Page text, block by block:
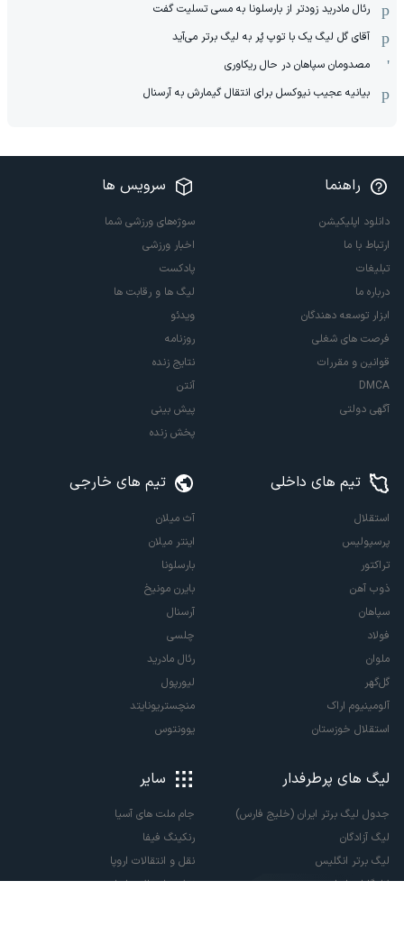
رئال مادرید زودتر از بارسلونا به مسی تسلیت گفت
آقای گل لیگ یک با توپ پُر به لیگ برتر می‌آید
مصدومان سپاهان در حال ریکاوری
بیانیه عجیب نیوکسل برای انتقال گیمارش به آرسنال
راهنما
دانلود اپلیکیشن
ارتباط با ما
تبلیغات
درباره ما
ابزار توسعه دهندگان
فرصت های شغلی
قوانین و مقررات
DMCA
آگهی دولتی
سرویس ها
سوژه‌های ورزشی شما
اخبار ورزشی
پادکست
لیگ ها و رقابت ها
ویدئو
روزنامه
نتایج زنده
آنتن
پیش بینی
پخش زنده
تیم های داخلی
استقلال
پرسپولیس
تراکتور
ذوب آهن
سپاهان
فولاد
ملوان
گل‌گهر
آلومینیوم اراک
استقلال خوزستان
تیم های خارجی
آث میلان
اینتر میلان
بارسلونا
بایرن مونیخ
آرسنال
چلسی
رئال مادرید
لیورپول
منچستریونایتد
یوونتوس
لیگ های پرطرفدار
جدول لیگ برتر ایران (خلیج فارس)
لیگ آزادگان
لیگ برتر انگلیس
لالیگا اسپانیا
سایر
جام ملت های آسیا
رنکینگ فیفا
نقل و انتقالات اروپا
نقل و انتقالات ایران